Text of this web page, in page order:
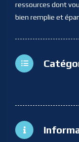
ressources dont
bien remplie et